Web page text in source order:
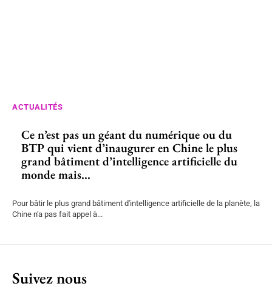
ACTUALITÉS
Ce n’est pas un géant du numérique ou du
BTP qui vient d’inaugurer en Chine le plus
grand bâtiment d’intelligence artificielle du
monde mais...
Pour bâtir le plus grand bâtiment d'intelligence artificielle de la planète, la
Chine n'a pas fait appel à...
Suivez nous